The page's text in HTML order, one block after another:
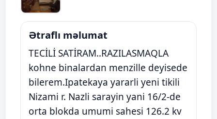
Ətraflı məlumat
TECİLİ SATİRAM..RAZILASMAQLA
kohne binalardan menzille deyisede
bilerem.Ipatekaya yararli yeni tikili
Nizami r. Nazli sarayin yani 16/2-de
orta blokda umumi sahesi 126.2 kv